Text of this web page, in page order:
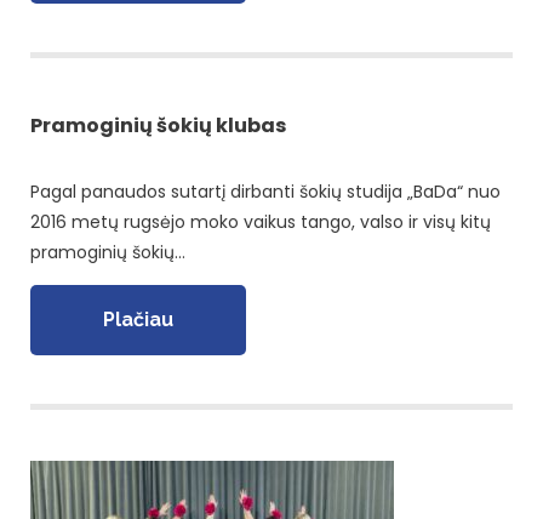
Pramoginių šokių klubas
Pagal panaudos sutartį dirbanti šokių studija „BaDa“ nuo
2016 metų rugsėjo moko vaikus tango, valso ir visų kitų
pramoginių šokių…
Plačiau